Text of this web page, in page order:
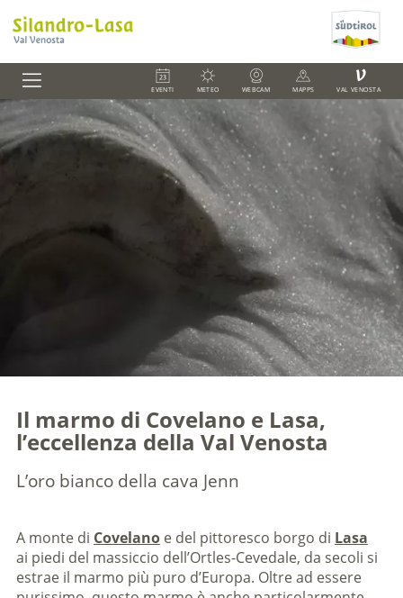
EVENTI METEO WEBCAM MAPPS
V
VAL VENOSTA
Il marmo di Covelano e Lasa,
l’eccellenza della Val Venosta
L’oro bianco della cava Jenn
A monte di Covelanoe del pittoresco borgo di Lasa
ai piedi del massiccio dell’Ortles-Cevedale, da secoli si
estrae il marmo più puro d’Europa. Oltre ad essere